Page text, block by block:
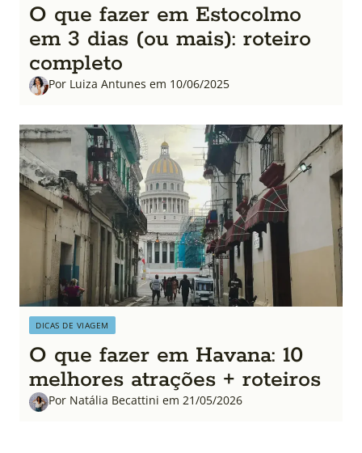
O que fazer em Estocolmo
em 3 dias (ou mais): roteiro
completo
Por Luiza Antunes em 10/06/2025
DICAS DE VIAGEM
O que fazer em Havana: 10
melhores atrações + roteiros
Por Natália Becattini em 21/05/2026